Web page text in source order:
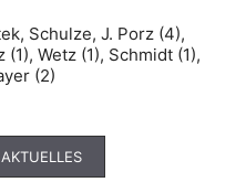
Schulze, J. Porz (4),
Wetz (1), Schmidt (1),
(2)